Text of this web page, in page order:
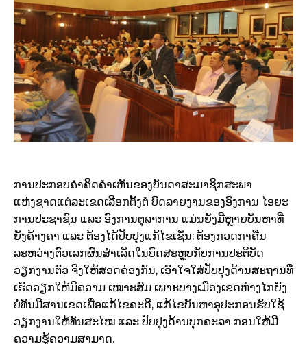
ການປະກອບຄຳຄິດຄຳເຫັນຂອງບັນດາສະມາຊິກສະພາ
ແຫ່ງຊາດແຕ່ລະເຂດເລືອກຕັ້ງຕໍ່ ບົດລາຍງານຂອງອົງການ ໄອຍະ
ການປະຊາຊົນ ແລະ ອົງການຕຸລາການ ແມ່ນຍັງມີຫຼາຍບັນຫາທີ່
ຍັງຄ້າງຄາ ແລະ ຕ້ອງໄດ້ປັບປຸງແກ້ໄຂເຊັ່ນ: ຕ້ອງກວດກາຄືນ
ລະຫວ່າງຕົວເລກຜົນສຳເລັດໃນບົດສະຫຼຸບກັບການປະຕິບັດ
ວຽກງານຕົວ ຈິງໃຫ້ສອດຄ່ອງກັນ, ເອົາໃຈໃສ່ປັບປຸງດ້ານສະຖານທີ່
ເຮັດວຽກໃຫ້ມີຄວາມ ເໝາະສົມ ເພາະບາງເມືອງເຂດຫ່າງໄກຍັງ
ບໍ່ທັນມີສານເຂດເພື່ອແກ້ໄຂຄະດີ, ແກ້ໄຂບັນຫາອຸປະກອນຮັບໃຊ້
ວຽກງານໃຫ້ທັນສະໄໝ ແລະ ປັບປຸງດ້ານບຸກຄະລາ ກອນໃຫ້ມີ
ຄວາມຮູ້ຄວາມສາມາດ.